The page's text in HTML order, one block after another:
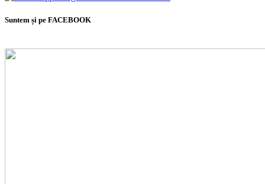
Suntem și pe FACEBOOK